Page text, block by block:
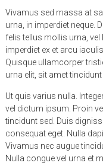
Vivamus sed massa at
urna, in imperdiet neque.
felis tellus mollis urna,
imperdiet ex et arcu
Quisque ullamcorper
urna elit, sit amet
Ut quis varius nulla.
vel dictum ipsum. Proin
tincidunt sed. Duis
consequat eget. Nulla
Vivamus nec augue
Nulla congue vel urna et